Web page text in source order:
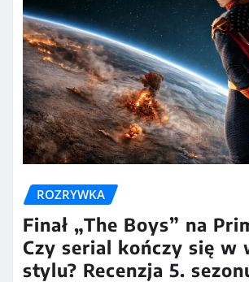
ROZRYWKA
Finał „The Boys” na
Czy serial kończy się w
stylu? Recenzja 5.